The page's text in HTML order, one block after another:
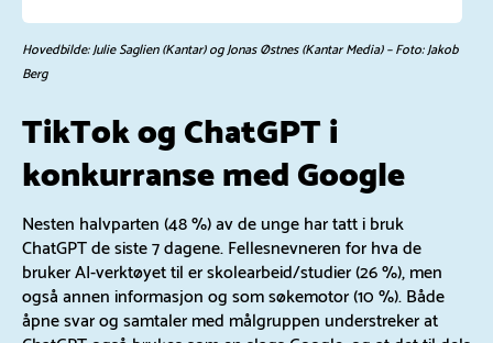
Hovedbilde: Julie Saglien (Kantar) og Jonas Østnes (Kantar Media) – Foto: Jakob
Berg
TikTok og ChatGPT i
konkurranse med Google
Nesten halvparten (48 %) av de unge har tatt i bruk
ChatGPT de siste 7 dagene. Fellesnevneren for hva de
bruker AI-verktøyet til er skolearbeid/studier (26 %), men
også annen informasjon og som søkemotor (10 %). Både
åpne svar og samtaler med målgruppen understreker at